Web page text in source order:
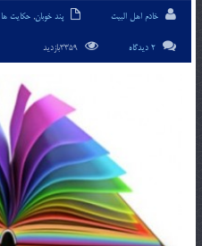
خادم اهل البیت پند خوبان, حکایت ها
2 دیدگاه